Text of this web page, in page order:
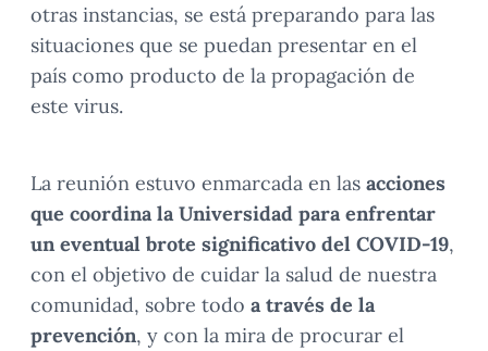
otras instancias, se está preparando para las
situaciones que se puedan presentar en el
país como producto de la propagación de
este virus.
La reunión estuvo enmarcada en las acciones
que coordina la Universidad para enfrentar
un eventual brote significativo del COVID-19,
con el objetivo de cuidar la salud de nuestra
comunidad, sobre todo a través de la
prevención, y con la mira de procurar el